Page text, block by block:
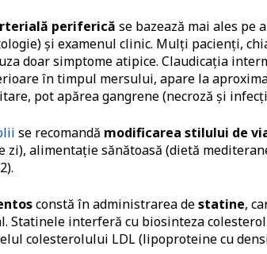
periferică se bazează mai ales pe
și examenul clinic. Mulți pacienți,
doar simptome atipice. Claudicația
în timpul mersului, apare la
pot apărea gangrene (necroză și
se recomandă modificarea stilului de
zi), alimentație sănătoasă (dietă
constă în administrarea destatine,
Statinele interferă cu biosinteza
colesterolului LDL (lipoproteine cu